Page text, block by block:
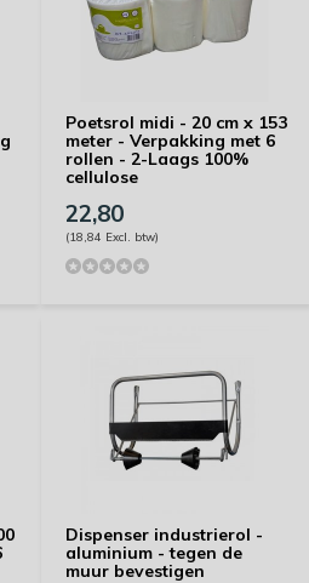
Poetsrol midi - 20 cm x 153
meter - Verpakking met 6
rollen - 2-Laags 100%
cellulose
22,80
(18,84 Excl. btw)
Dispenser industrierol -
aluminium - tegen de
muur bevestigen